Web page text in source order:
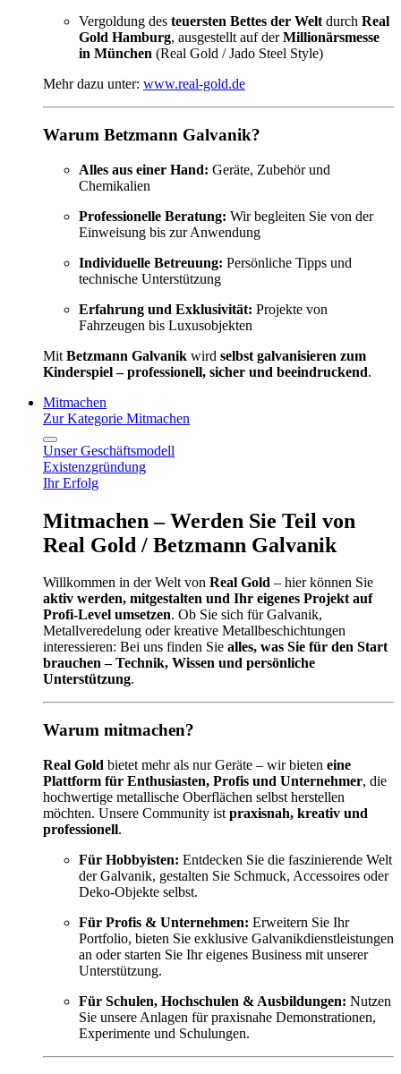
Vergoldung des teuersten Bettes der Welt durch Real
Gold Hamburg, ausgestellt auf derMillionärsmesse
in München (Real Gold / Jado Steel Style)
Mehr dazu unter: www.real-gold.de
Warum Betzmann Galvanik?
Alles aus einer Hand: Geräte, Zubehör und
Chemikalien
Professionelle Beratung: Wir begleiten Sie von der
Einweisung bis zur Anwendung
Individuelle Betreuung: Persönliche Tipps und
technische Unterstützung
Erfahrung und Exklusivität: Projekte von
Fahrzeugen bis Luxusobjekten
Mit Betzmann Galvanik wird selbst galvanisieren zum
Kinderspiel – professionell, sicher und beeindruckend.
Mitmachen
Zur Kategorie Mitmachen
Unser Geschäftsmodell
Existenzgründung
Ihr Erfolg
Mitmachen – Werden Sie Teil von
Real Gold / Betzmann Galvanik
Willkommen in der Welt von Real Gold – hier können Sie
aktiv werden, mitgestalten und Ihr eigenes Projekt auf
Profi-Level umsetzen. Ob Sie sich für Galvanik,
Metallveredelung oder kreative Metallbeschichtungen
interessieren: Bei uns finden Sie alles, was Sie für den Start
brauchen – Technik, Wissen und persönliche
Unterstützung.
Warum mitmachen?
Real Gold bietet mehr als nur Geräte – wir bieten eine
Plattform für Enthusiasten, Profis und Unternehmer, die
hochwertige metallische Oberflächen selbst herstellen
möchten. Unsere Community ist praxisnah, kreativ und
professionell.
Für Hobbyisten: Entdecken Sie die faszinierende Welt
der Galvanik, gestalten Sie Schmuck, Accessoires oder
Deko-Objekte selbst.
Für Profis & Unternehmen: Erweitern Sie Ihr
Portfolio, bieten Sie exklusive Galvanikdienstleistungen
an oder starten Sie Ihr eigenes Business mit unserer
Unterstützung.
Für Schulen, Hochschulen & Ausbildungen: Nutzen
Sie unsere Anlagen für praxisnahe Demonstrationen,
Experimente und Schulungen.